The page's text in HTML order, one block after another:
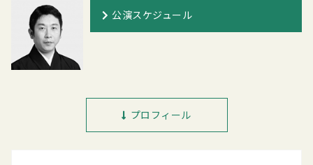
公演スケジュール
プロフィール